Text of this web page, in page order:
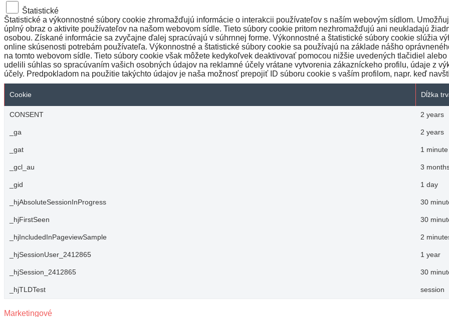
Štatistické
Štatistické a výkonnostné súbory cookie zhromažďujú informácie o interakcii používateľov s naším webovým sídlom.
úplný obraz o aktivite používateľov na našom webovom sídle. Tieto súbory cookie pritom nezhromažďujú ani neukladajú
osobou. Získané informácie sa zvyčajne ďalej spracúvajú v súhrnnej forme. Výkonnostné a štatistické súbory cookie slúžia
online skúsenosti potrebám používateľa. Výkonnostné a štatistické súbory cookie sa používajú na základe nášho
na tomto webovom sídle. Tieto súbory cookie však môžete kedykoľvek deaktivovať pomocou nižšie uvedených tlačidiel
udelili súhlas so spracúvaním vašich osobných údajov na reklamné účely vrátane vytvorenia zákazníckeho profilu, údaje z
účely. Predpokladom na použitie takýchto údajov je naša možnosť prepojiť ID súboru cookie s vaším profilom, napr. keď
Cookie Dĺžka
CONSENT 2 years
_ga 2 years
_gat 1 minute
_gcl_au 3
_gid 1 day
_hjAbsoluteSessionInProgress 30
_hjFirstSeen 30
_hjIncludedInPageviewSample 2
_hjSessionUser_2412865 1 year
_hjSession_2412865 30
_hjTLDTest session
Marketingové